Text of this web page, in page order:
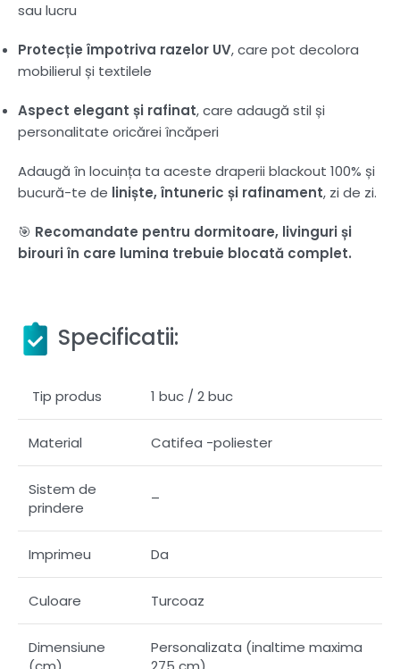
sau lucru
Protecție împotriva razelor UV, care pot decolora
mobilierul și textilele
Aspect elegant și rafinat, care adaugă stil și
personalitate oricărei încăperi
Adaugă în locuința ta aceste draperii blackout 100% și
bucură-te de liniște, întuneric și rafinament, zi de zi.
🎯 Recomandate pentru dormitoare, livinguri și
birouri în care lumina trebuie blocată complet.
Specificatii:
Tip produs 1 buc / 2 buc
Material Catifea -poliester
Sistem de
prindere
–
Imprimeu Da
Culoare Turcoaz
Dimensiune
Personalizata (inaltime maxima